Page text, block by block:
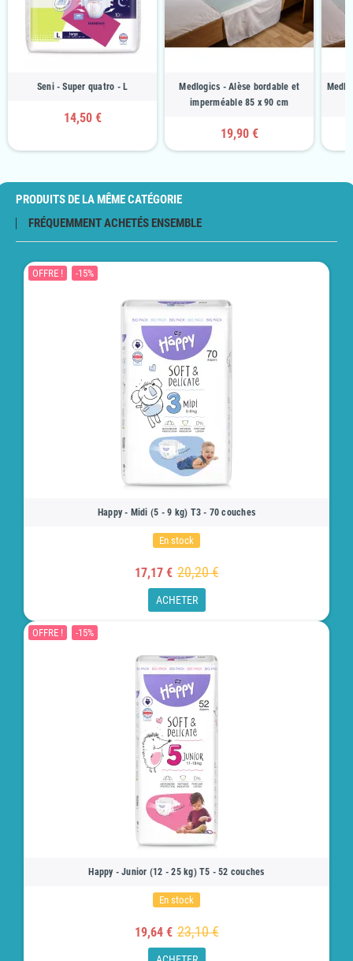
Seni - Super quatro - L
14,50 €
Medlogics - Alèse bordable et
imperméable 85 x 90 cm
19,90 €
PRODUITS DE LA MÊME CATÉGORIE
FRÉQUEMMENT ACHETÉS ENSEMBLE
OFFRE ! -15%
Happy - Midi (5 - 9 kg) T3 - 70 couches
En stock
17,17 € 20,20 €
ACHETER
OFFRE ! -15%
Happy - Junior (12 - 25 kg) T5 - 52 couches
En stock
19,64 € 23,10 €